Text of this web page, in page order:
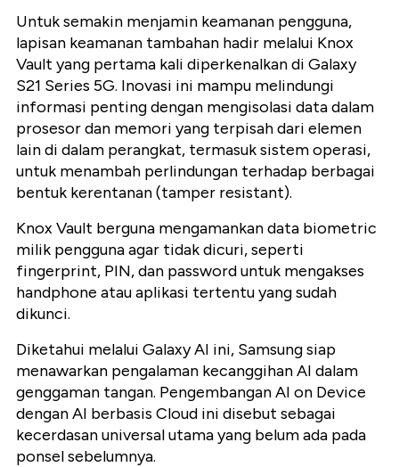
Untuk semakin menjamin keamanan pengguna,
lapisan keamanan tambahan hadir melalui Knox
Vault yang pertama kali diperkenalkan di Galaxy
S21 Series 5G. Inovasi ini mampu melindungi
informasi penting dengan mengisolasi data dalam
prosesor dan memori yang terpisah dari elemen
lain di dalam perangkat, termasuk sistem operasi,
untuk menambah perlindungan terhadap berbagai
bentuk kerentanan (tamper resistant).
Knox Vault berguna mengamankan data biometric
milik pengguna agar tidak dicuri, seperti
fingerprint, PIN, dan password untuk mengakses
handphone atau aplikasi tertentu yang sudah
dikunci.
Diketahui melalui Galaxy AI ini, Samsung siap
menawarkan pengalaman kecanggihan AI dalam
genggaman tangan. Pengembangan AI on Device
dengan AI berbasis Cloud ini disebut sebagai
kecerdasan universal utama yang belum ada pada
ponsel sebelumnya.